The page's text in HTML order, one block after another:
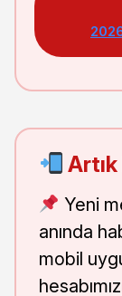
Yeni
anında
mobil